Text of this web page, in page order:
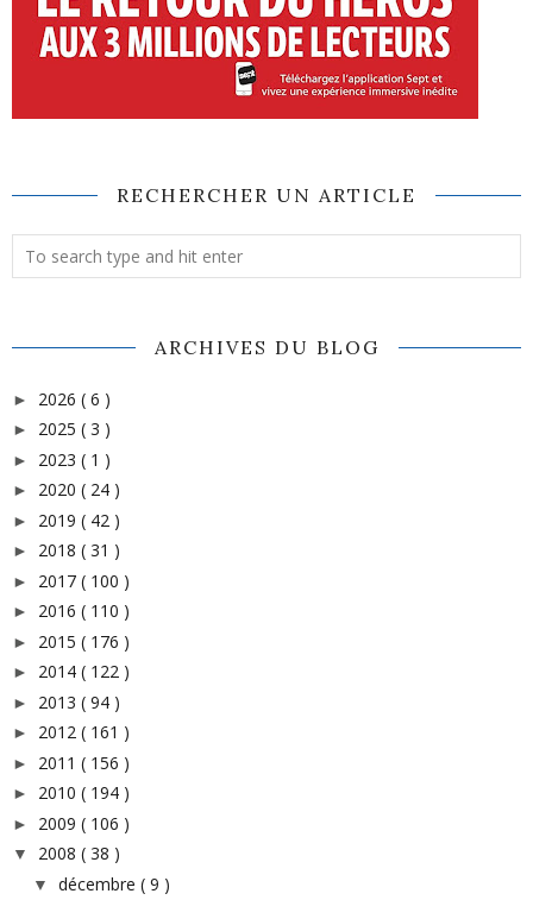
RECHERCHER UN ARTICLE
ARCHIVES DU BLOG
► 2026 ( 6 )
► 2025 ( 3 )
► 2023 ( 1 )
► 2020 ( 24 )
► 2019 ( 42 )
► 2018 ( 31 )
► 2017 ( 100 )
► 2016 ( 110 )
► 2015 ( 176 )
► 2014 ( 122 )
► 2013 ( 94 )
► 2012 ( 161 )
► 2011 ( 156 )
► 2010 ( 194 )
► 2009 ( 106 )
▼ 2008 ( 38 )
▼ décembre ( 9 )